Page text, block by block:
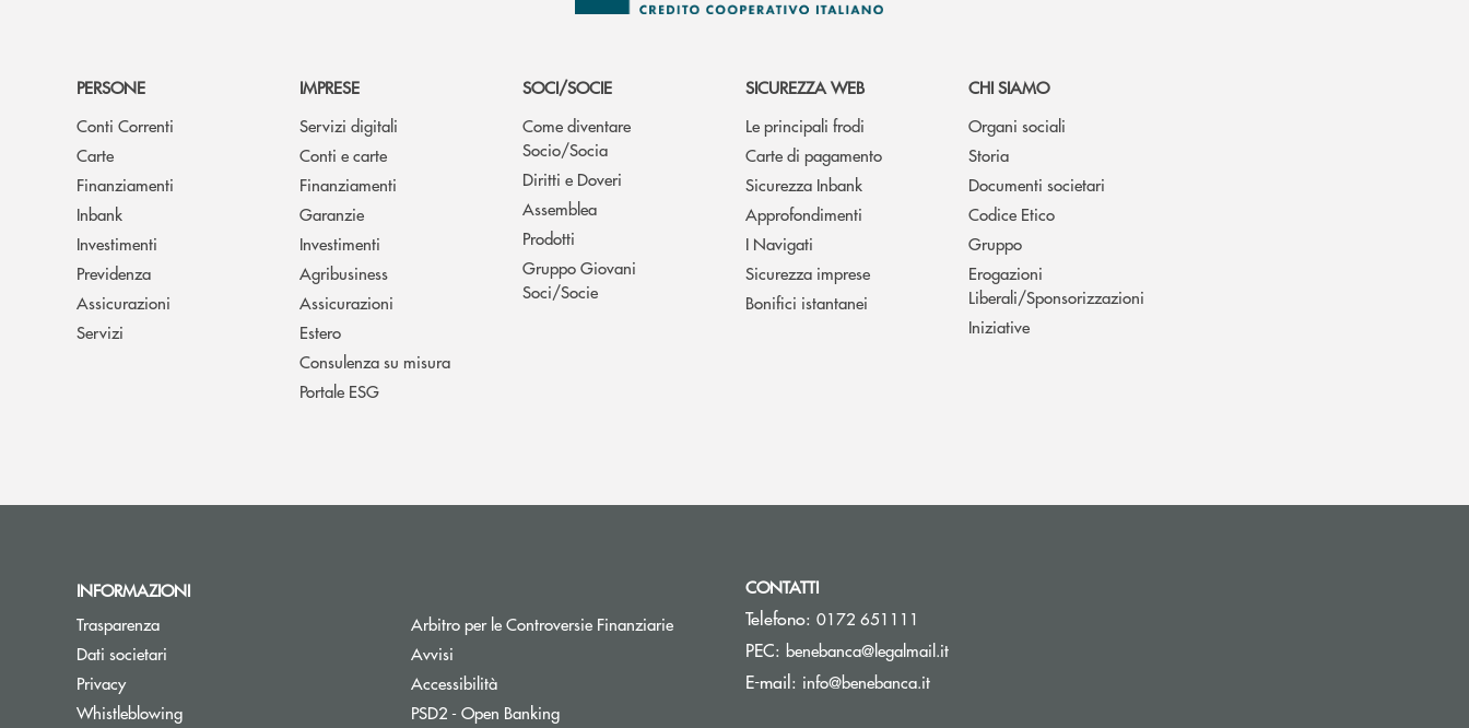
PERSONE
Conti Correnti
Carte
Finanziamenti
Inbank
Investimenti
Previdenza
Assicurazioni
Servizi
IMPRESE
Servizi digitali
Conti e carte
Finanziamenti
Garanzie
Investimenti
Agribusiness
Assicurazioni
Estero
Consulenza su misura
Portale ESG
SOCI/SOCIE
Come diventare
Socio/Socia
Diritti e Doveri
Assemblea
Prodotti
Gruppo Giovani
Soci/Socie
SICUREZZA WEB
Le principali frodi
Carte di pagamento
Sicurezza Inbank
Approfondimenti
I Navigati
Sicurezza imprese
Bonifici istantanei
CHI SIAMO
Organi sociali
Storia
Documenti societari
Codice Etico
Gruppo
Erogazioni
Liberali/Sponsorizzazioni
Iniziative
INFORMAZIONI
Trasparenza
Dati societari
Privacy
Whistleblowing
Arbitro per le Controversie FinanziarieApre una nuova finestra
Avvisi
Accessibilità
PSD2 - Open BankingApre una nuova finestra
CONTATTI
Telefono: 0172 651111
PEC: benebanca@legalmail.it(si apre l’app di posta elettronica)
E-mail: info@benebanca.it(si apre l’app di posta elettronica)